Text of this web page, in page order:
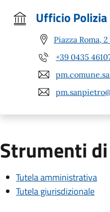
Ufficio Polizia
Piazza Roma,
+39 0435
Strumenti
Tutela amministrativa
Tutela giurisdizionale